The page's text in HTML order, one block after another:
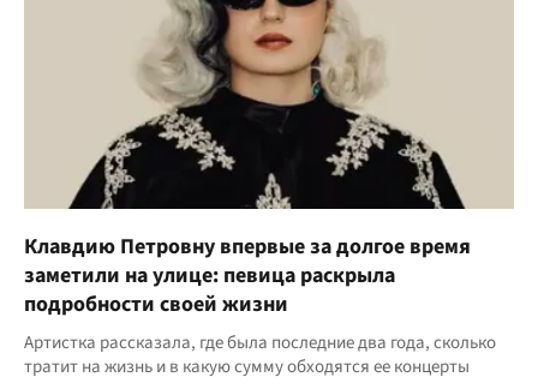
Клавдию Петровну впервые за долгое время
заметили на улице: певица раскрыла
подробности своей жизни
Артистка рассказала, где была последние два года, сколько
тратит на жизнь и в какую сумму обходятся ее концерты